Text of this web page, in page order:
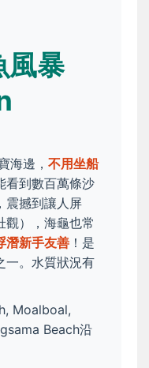
風暴
海邊， 不用坐船
看到數百萬條沙
震撼到讓人屏
觀），海龜也常
潛新手友善 ！是
一。水質狀況有
Moalboal,
Beach沿